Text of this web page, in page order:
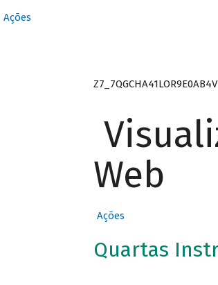
Ações
Web
Ações
Quartas